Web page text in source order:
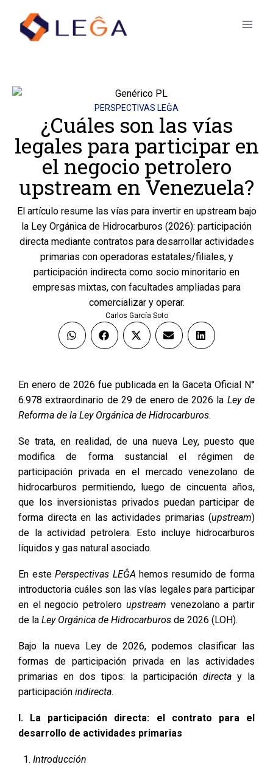
PERSPECTIVAS LEĜA
¿Cuáles son las vías
legales para participar en
el negocio petrolero
upstream en Venezuela?
El artículo resume las vías para invertir en upstream bajo
la Ley Orgánica de Hidrocarburos (2026): participación
directa mediante contratos para desarrollar actividades
primarias con operadoras estatales/filiales, y
participación indirecta como socio minoritario en
empresas mixtas, con facultades ampliadas para
comercializar y operar.
Carlos García Soto
En enero de 2026 fue publicada en la Gaceta Oficial N°
6.978 extraordinario de 29 de enero de 2026 la Ley de
Reforma de la Ley Orgánica de Hidrocarburos.
Se trata, en realidad, de una nueva Ley, puesto que
modifica de forma sustancial el régimen de
participación privada en el mercado venezolano de
hidrocarburos permitiendo, luego de cincuenta años,
que los inversionistas privados puedan participar de
forma directa en las actividades primarias (upstream)
de la actividad petrolera. Esto incluye hidrocarburos
líquidos y gas natural asociado.
En estePerspectivas LEĜA hemos resumido de forma
introductoria cuáles son las vías legales para participar
en el negocio petrolero upstream venezolano a partir
de la Ley Orgánica de Hidrocarburos de 2026 (LOH).
Bajo la nueva Ley de 2026, podemos clasificar las
formas de participación privada en las actividades
primarias en dos tipos: la participación directa y la
participación indirecta.
I. La participación directa: el contrato para el
desarrollo de actividades primarias
Introducción